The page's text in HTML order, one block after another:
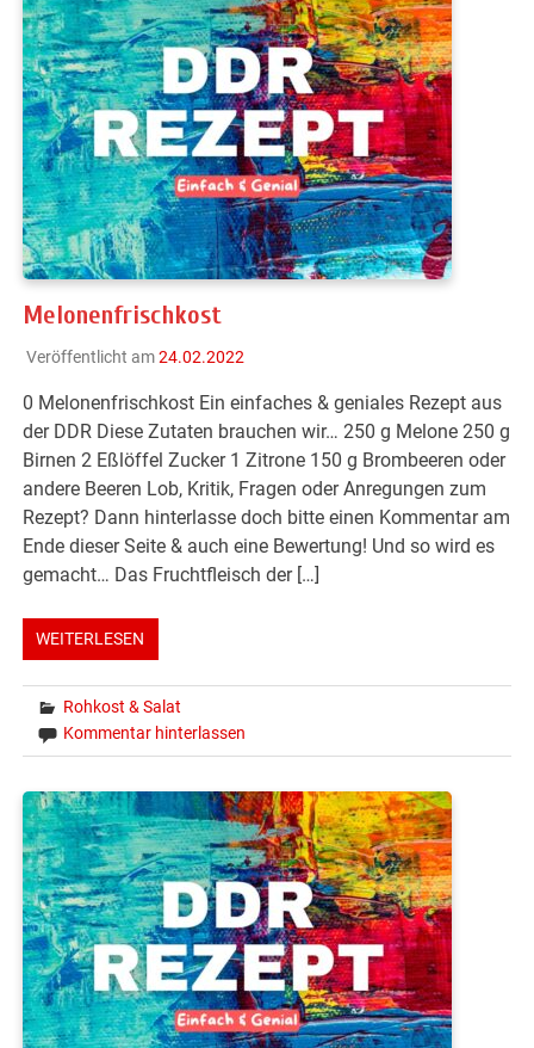
Melonenfrischkost
Veröffentlicht am24.02.2022
0 Melonenfrischkost Ein einfaches & geniales Rezept aus
der DDR Diese Zutaten brauchen wir… 250 g Melone 250 g
Birnen 2 Eßlöffel Zucker 1 Zitrone 150 g Brombeeren oder
andere Beeren Lob, Kritik, Fragen oder Anregungen zum
Rezept? Dann hinterlasse doch bitte einen Kommentar am
Ende dieser Seite & auch eine Bewertung! Und so wird es
gemacht… Das Fruchtfleisch der […]
WEITERLESEN
Rohkost & Salat
Kommentar hinterlassen